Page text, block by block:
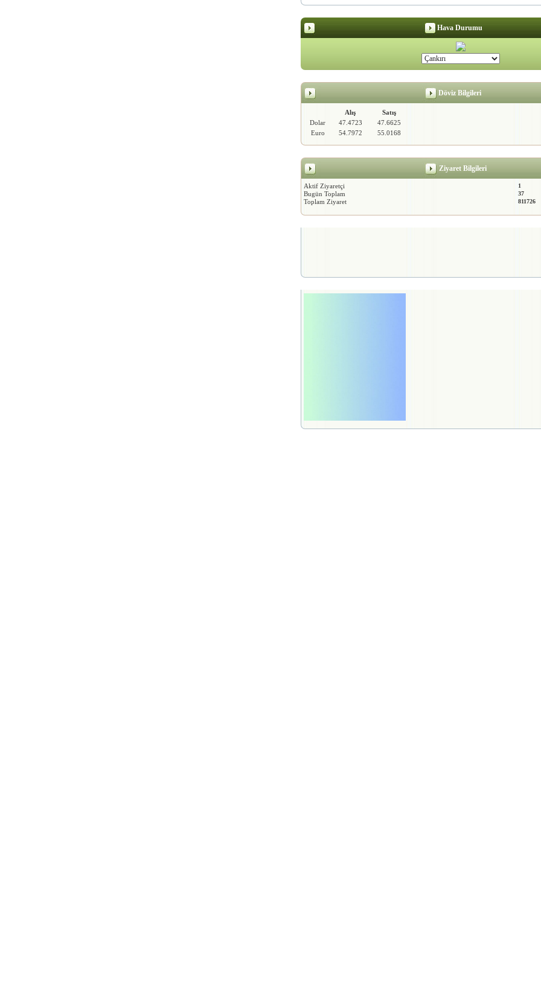
Hava Durumu
Döviz Bilgileri
Alış
Satış
Dolar
47.4723
47.6625
Euro
54.7972 55.0168
Ziyaret Bilgileri
Aktif Ziyaretçi 1
Bugün Toplam 37
Toplam Ziyaret 811726